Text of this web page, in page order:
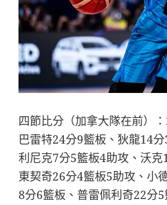
四節比分（加拿大隊在前）
巴雷特24分9籃板、狄龍14
利尼克7分5籃板4助攻、沃
東契奇26分4籃板5助攻、小
8分6籃板、普雷佩利奇22分